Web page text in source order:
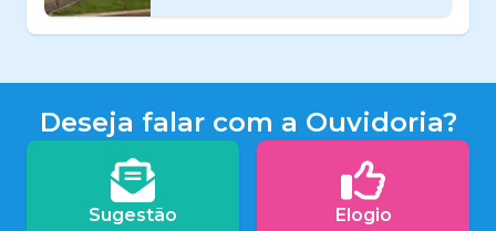
Deseja falar com a Ouvidoria?
Sugestão Elogio